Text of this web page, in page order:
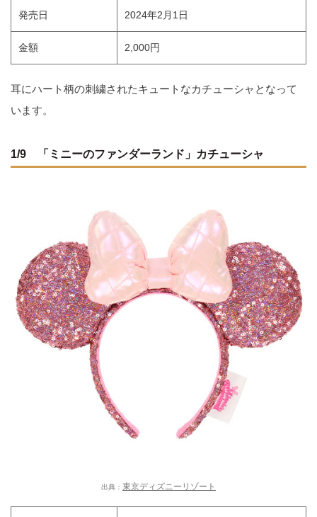
発売日 2024年2月1日
金額 2,000円
耳にハート柄の刺繍されたキュートなカチューシャとなって
います。
1/9 「ミニーのファンダーランド」カチューシャ
出典： 東京ディズニーリゾート